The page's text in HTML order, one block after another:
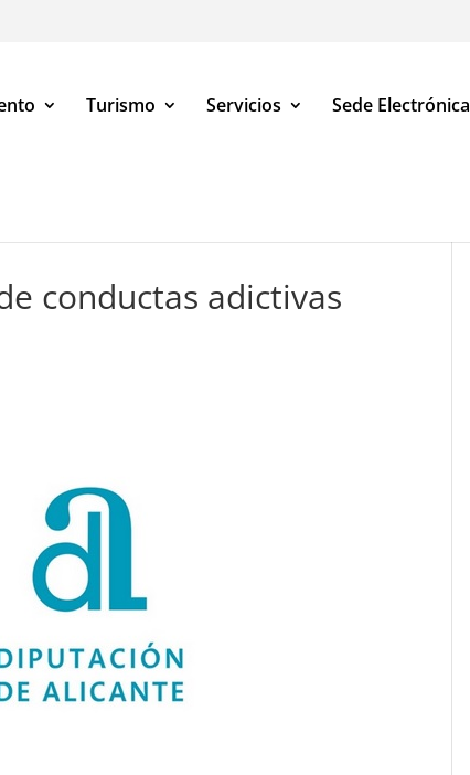
Turismo Servicios Sede Electrónica
conductas adictivas